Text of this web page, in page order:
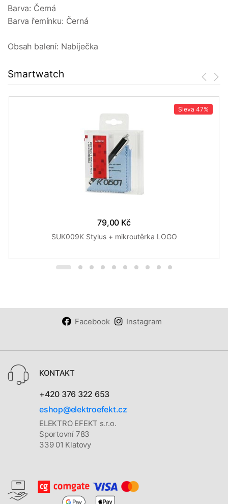
Barva: Černá
Barva řemínku: Černá
Obsah balení: Nabíječka
Smartwatch
Sleva 47%
79,00 Kč
SUK009K Stylus + mikroutěrka LOGO
Facebook Instagram
KONTAKT
+420 376 322 653
eshop@elektroefekt.cz
ELEKTRO EFEKT s.r.o.
Sportovní 783
339 01 Klatovy